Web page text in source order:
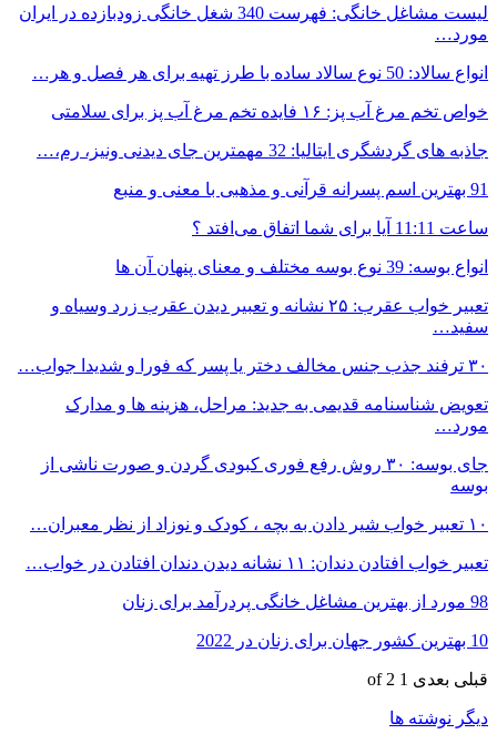
لیست مشاغل خانگی: فهرست 340 شغل خانگی زودبازده در ایران
مورد…
انواع سالاد: 50 نوع سالاد ساده با طرز تهیه برای هر فصل و هر…
خواص تخم مرغ آب پز: ۱۶ فایده تخم مرغ آب پز برای سلامتی
جاذبه های گردشگری ایتالیا: 32 مهمترین جای دیدنی ونیز، رم،…
91 بهترین اسم پسرانه قرآنی و مذهبی با معنی و منبع
ساعت 11:11 آیا برای شما اتفاق می‌افتد ؟
انواع بوسه: 39 نوع بوسه مختلف و معنای پنهان آن ها
تعبیر خواب عقرب: ۲۵ نشانه و تعبیر دیدن عقرب زرد وسیاه و
سفید…
۳۰ ترفند جذب جنس مخالف دختر یا پسر که فورا و شدیدا جواب…
تعویض شناسنامه قدیمی به جدید: مراحل، هزینه ها و مدارک
مورد…
جای بوسه: ۳۰ روش رفع فوری کبودی گردن و صورت ناشی از
بوسه
۱۰ تعبیر خواب شیر دادن به بچه ، کودک و نوزاد از نظر معبران…
تعبیر خواب افتادن دندان: ۱۱ نشانه دیدن دندان افتادن در خواب…
98 مورد از بهترین مشاغل خانگی پردرآمد برای زنان
10 بهترین کشور جهان برای زنان در 2022
قبلی بعدی 1 of 2
دیگر نوشته ها